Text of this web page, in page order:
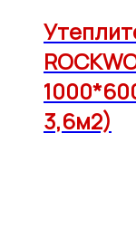
3,6м2)